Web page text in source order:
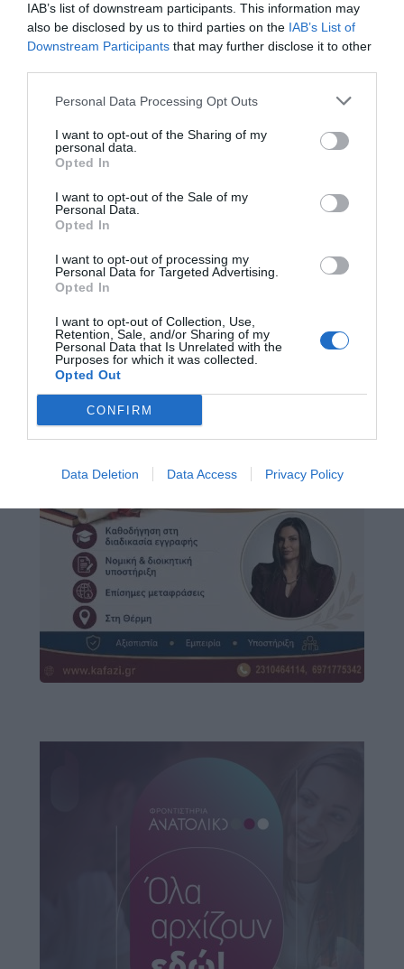
IAB’s list of downstream participants. This information may
also be disclosed by us to third parties on the IAB’s List of
Downstream Participants that may further disclose it to other
Personal Data Processing Opt Outs
I want to opt-out of the Sharing of my
personal data.
Opted In
I want to opt-out of the Sale of my
Personal Data.
Opted In
I want to opt-out of processing my
Personal Data for Targeted Advertising.
Opted In
I want to opt-out of Collection, Use,
Retention, Sale, and/or Sharing of my
Personal Data that Is Unrelated with the
Purposes for which it was collected.
Opted Out
CONFIRM
Data Deletion Data Access Privacy Policy